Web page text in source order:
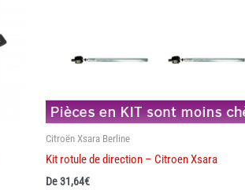
Citroën Xsara Berline
Kit rotule de direction – Citroen Xsara
De31,64€